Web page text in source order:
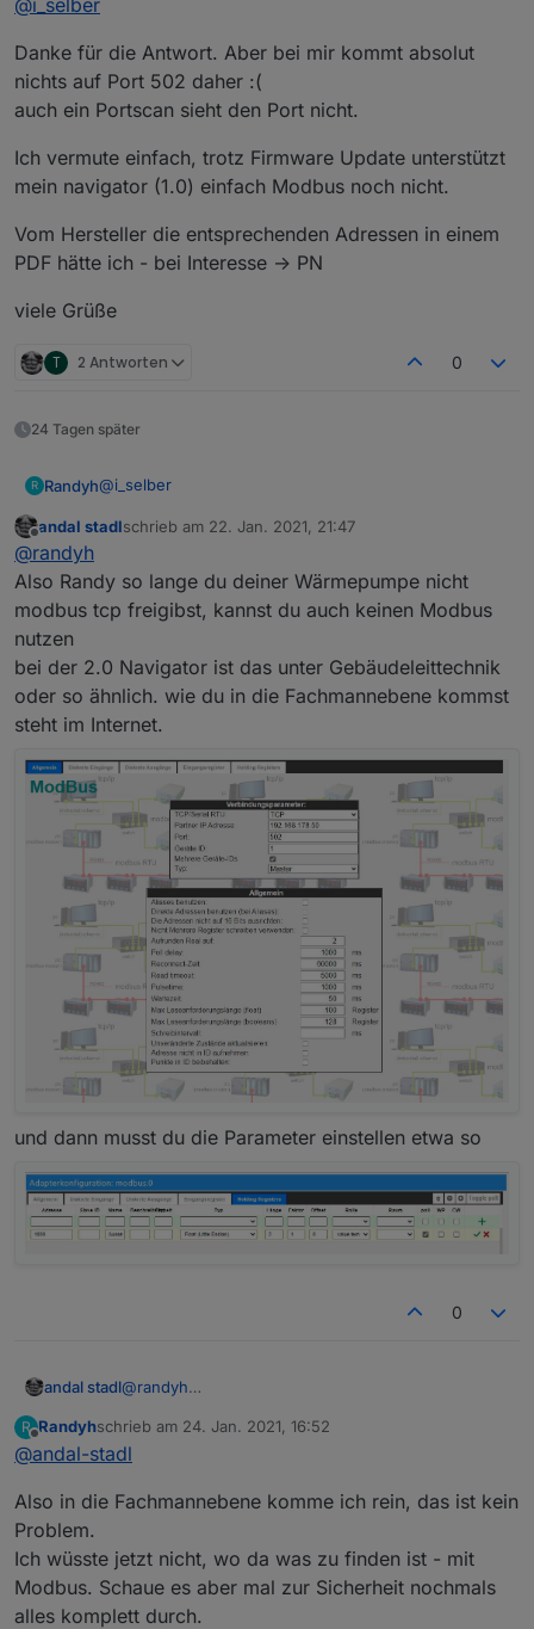
Wichtig ist das du die richtigen Adressen eingibst.
and Error die Adressen rausgefunden. Diese
funktionieren auch! Wenn noch jemand weitere
durchschicken! Die im Netz kursierenden Adressen
funktionieren nicht!
TCP
Geräte ID = 1
voreingestellt
@i_selber
Danke für die Antwort. Aber bei mir kommt absolut
nichts auf Port 502 daher :(
auch ein Portscan sieht den Port nicht.
Ich vermute einfach, trotz Firmware Update unterstützt
mein navigator (1.0) einfach Modbus noch nicht.
Vom Hersteller die entsprechenden Adressen in einem
PDF hätte ich - bei Interesse -> PN
viele Grüße
T 2 Antworten 0
24 Tagen später
R Randyh@i_selber
Danke für die Antwort. Aber bei mir kommt absolut
auch ein Portscan sieht den Port nicht.
Ich vermute einfach, trotz Firmware Update unterstützt
mein navigator (1.0) einfach Modbus noch nicht.
Vom Hersteller die entsprechenden Adressen in einem
viele Grüße
Offline
andal stadlschrieb am 22. Jan. 2021, 21:47
zuletzt editiert von
@randyh
Also Randy so lange du deiner Wärmepumpe nicht
modbus tcp freigibst, kannst du auch keinen Modbus
nutzen
bei der 2.0 Navigator ist das unter Gebäudeleittechnik
oder so ähnlich. wie du in die Fachmannebene kommst
steht im Internet.
und dann musst du die Parameter einstellen etwa so
0
andal stadl@randyh
modbus tcp freigibst, kannst du auch keinen
Modbus nutzen
Gebäudeleittechnik oder so ähnlich. wie du in die
R
Offline
Randyhschrieb am 24. Jan. 2021, 16:52
zuletzt editiert von
@andal-stadl
Also in die Fachmannebene komme ich rein, das ist kein
Problem.
Ich wüsste jetzt nicht, wo da was zu finden ist - mit
Modbus. Schaue es aber mal zur Sicherheit nochmals
alles komplett durch.